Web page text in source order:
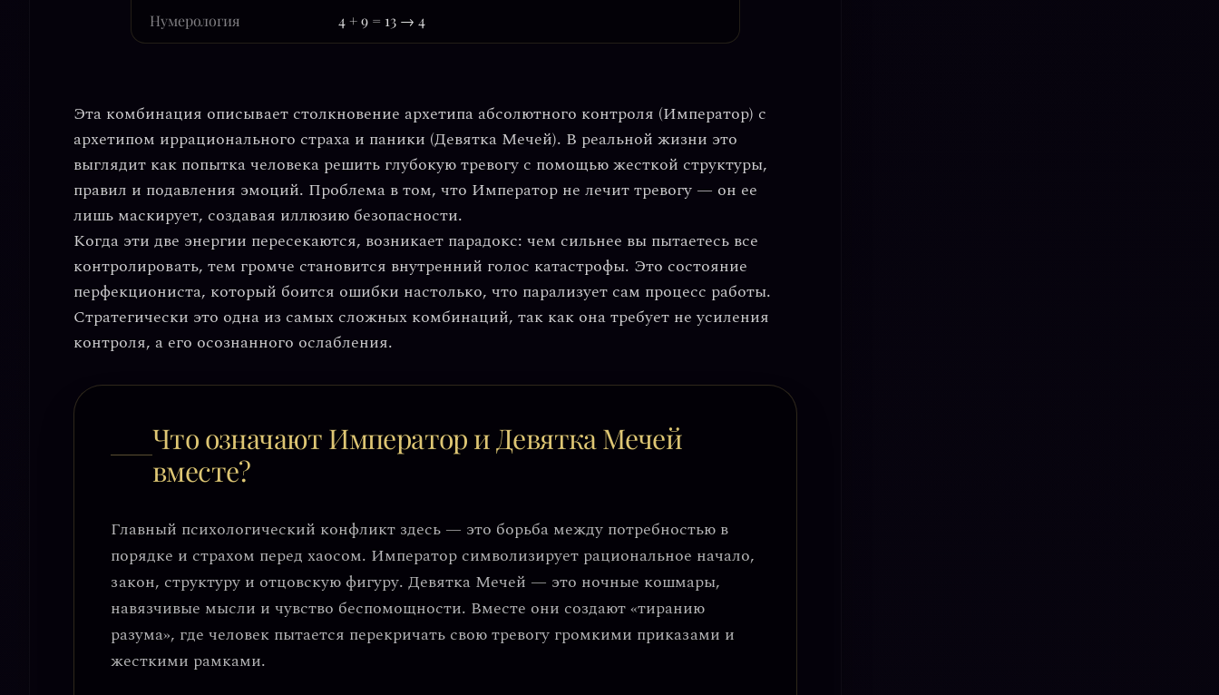
Нумерология 4 + 9 = 13 → 4
Эта комбинация описывает столкновение архетипа абсолютного контроля (Император) с
архетипом иррационального страха и паники (Девятка Мечей). В реальной жизни это
выглядит как попытка человека решить глубокую тревогу с помощью жесткой структуры,
правил и подавления эмоций. Проблема в том, что Император не лечит тревогу — он ее
лишь маскирует, создавая иллюзию безопасности.
Когда эти две энергии пересекаются, возникает парадокс: чем сильнее вы пытаетесь все
контролировать, тем громче становится внутренний голос катастрофы. Это состояние
перфекциониста, который боится ошибки настолько, что парализует сам процесс работы.
Стратегически это одна из самых сложных комбинаций, так как она требует не усиления
контроля, а его осознанного ослабления.
Что означают Император и Девятка Мечей
вместе?
Главный психологический конфликт здесь — это борьба между потребностью в
порядке и страхом перед хаосом. Император символизирует рациональное начало,
закон, структуру и отцовскую фигуру. Девятка Мечей — это ночные кошмары,
навязчивые мысли и чувство беспомощности. Вместе они создают«тиранию
разума», где человек пытается перекричать свою тревогу громкими приказами и
жесткими рамками.